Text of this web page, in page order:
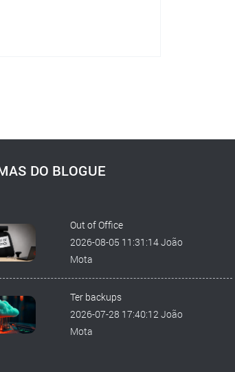
DO BLOGUE
Out of Office
2026-08-05 11:31:14 João
Mota
Ter backups
2026-07-28 17:40:12 João
Mota